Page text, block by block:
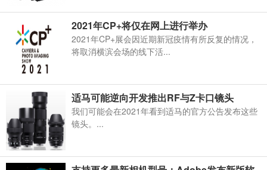
2021年CP+将仅在网上进行举办
2021年CP+展会因近期新冠疫情有所反复的情况，
将取消横滨会场的线下活...
适马可能逆向开发推出RF与Z卡口镜头
我们可能会在2021年看到适马的官方公告发布这些
镜头。...